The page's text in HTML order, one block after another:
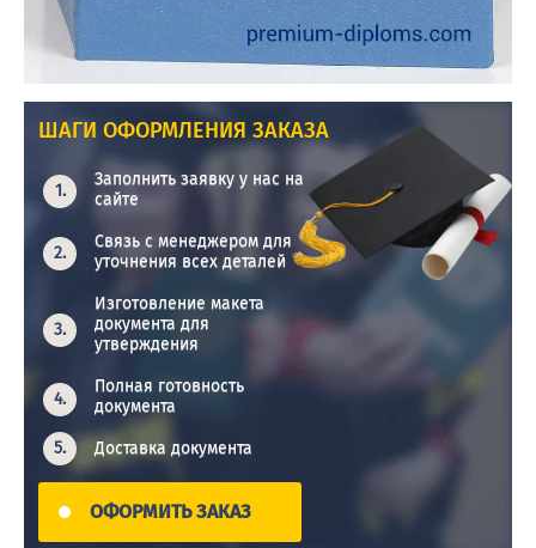
ШАГИ ОФОРМЛЕНИЯ ЗАКАЗА
Заполнить заявку у нас на
сайте
Связь с менеджером для
уточнения всех деталей
Изготовление макета
документа для
утверждения
Полная готовность
документа
Доставка документа
ОФОРМИТЬ ЗАКАЗ